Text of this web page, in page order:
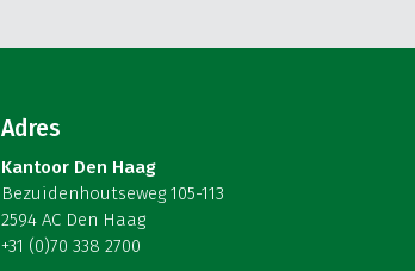
Adres
Kantoor Den Haag
Bezuidenhoutseweg 105-113
2594 AC Den Haag
+31 (0)70 338 2700